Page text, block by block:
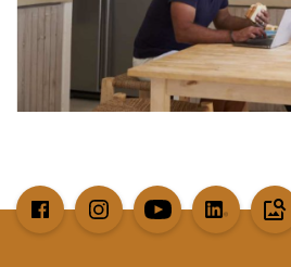
image_search